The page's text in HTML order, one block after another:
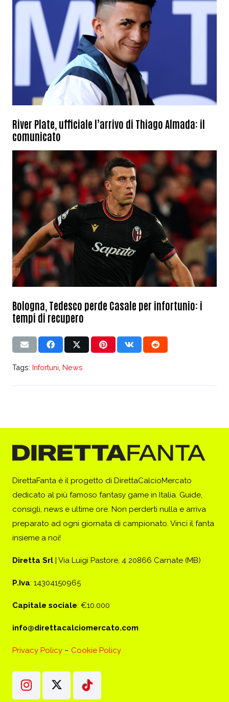
River Plate, ufficiale l’arrivo di Thiago Almada: il
comunicato
Bologna, Tedesco perde Casale per infortunio: i
tempi di recupero
Tags: Infortuni News
DirettaFanta è il progetto di DirettaCalcioMercato
dedicato al più famoso fantasy game in Italia. Guide,
consigli, news e ultime ore. Non perderti nulla e arriva
preparato ad ogni giornata di campionato. Vinci il fanta
insieme a noi!
Diretta Srl | Via Luigi Pastore, 4 20866 Carnate (MB)
P.Iva: 14304150965
Capitale sociale: €10.000
info@direttacalciomercato.com
Privacy Policy – Cookie Policy